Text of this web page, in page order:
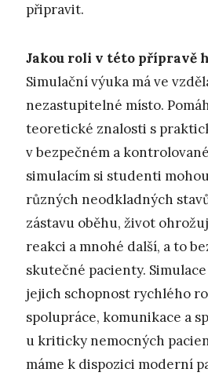
připravit.
Jakou roli v této přípravě
Simulační výuka má ve
nezastupitelné místo.
teoretické znalosti s
v bezpečném a
simulacím si studenti
různých neodkladných
zástavu oběhu, život
reakci a mnohé další, a to
skutečné pacienty.
jejich schopnost rychlého
spolupráce, komunikace a
u kriticky nemocných
máme k dispozici moderní